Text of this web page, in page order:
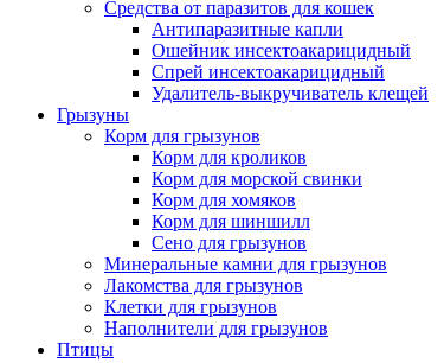
Средства от паразитов для кошек
Антипаразитные капли
Ошейник инсектоакарицидный
Спрей инсектоакарицидный
Удалитель-выкручиватель клещей
Грызуны
Корм для грызунов
Корм для кроликов
Корм для морской свинки
Корм для хомяков
Корм для шиншилл
Сено для грызунов
Минеральные камни для грызунов
Лакомства для грызунов
Клетки для грызунов
Наполнители для грызунов
Птицы